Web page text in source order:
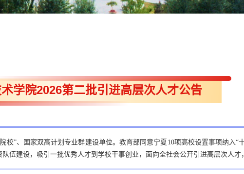
学院2026第二批引进高层次人才公告
校”、国家双高计划专业群建设单位。教育部同意宁夏10项高校设置事项纳入“
伍建设，吸引一批优秀人才到学校干事创业，面向全社会公开引进高层次人才